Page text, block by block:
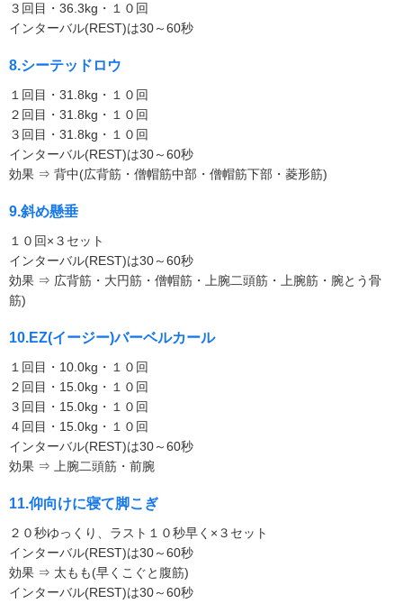
３回目・36.3kg・１０回
インターバル(REST)は30～60秒
8.シーテッドロウ
１回目・31.8kg・１０回
２回目・31.8kg・１０回
３回目・31.8kg・１０回
インターバル(REST)は30～60秒
効果 ⇒ 背中(広背筋・僧帽筋中部・僧帽筋下部・菱形筋)
9.斜め懸垂
１０回×３セット
インターバル(REST)は30～60秒
効果 ⇒ 広背筋・大円筋・僧帽筋・上腕二頭筋・上腕筋・腕とう骨
筋)
10.EZ(イージー)バーベルカール
１回目・10.0kg・１０回
２回目・15.0kg・１０回
３回目・15.0kg・１０回
４回目・15.0kg・１０回
インターバル(REST)は30～60秒
効果 ⇒ 上腕二頭筋・前腕
11.仰向けに寝て脚こぎ
２０秒ゆっくり、ラスト１０秒早く×３セット
インターバル(REST)は30～60秒
効果 ⇒ 太もも(早くこぐと腹筋)
インターバル(REST)は30～60秒